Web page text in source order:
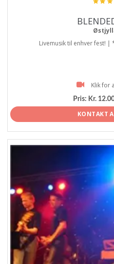
Livemusik til enhver fest! |
Klik for
Pris: Kr.
KONTAKT